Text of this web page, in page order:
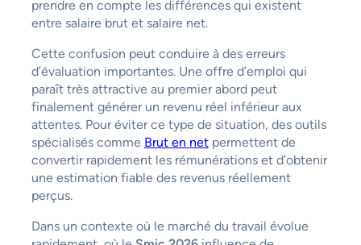
prendre en compte les différences qui existent
entre salaire brut et salaire net.
Cette confusion peut conduire à des erreurs
d’évaluation importantes. Une offre d’emploi qui
paraît très attractive au premier abord peut
finalement générer un revenu réel inférieur aux
attentes. Pour éviter ce type de situation, des outils
spécialisés comme Brut en netpermettent de
convertir rapidement les rémunérations et d’obtenir
une estimation fiable des revenus réellement
perçus.
Dans un contexte où le marché du travail évolue